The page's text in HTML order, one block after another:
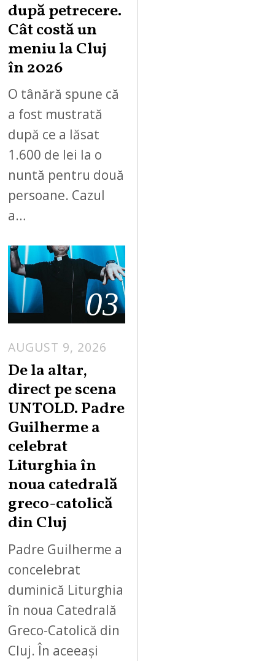
după petrecere.
Cât costă un
meniu la Cluj
în 2026
O tânără spune că
a fost mustrată
după ce a lăsat
1.600 de lei la o
nuntă pentru două
persoane. Cazul
a…
03
AUGUST 9, 2026
De la altar,
direct pe scena
UNTOLD. Padre
Guilherme a
celebrat
Liturghia în
noua catedrală
greco-catolică
din Cluj
Padre Guilherme a
concelebrat
duminică Liturghia
în noua Catedrală
Greco-Catolică din
Cluj. În aceeași